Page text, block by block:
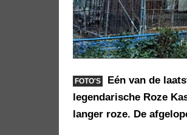
FOTO'S
Eén van de
legendarische Roze
langer roze. De